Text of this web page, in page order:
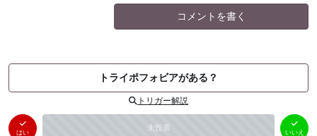
コメントを書く
トライポフォビアがある？
トリガー解説
はい 未投票
いいえ
（ 0件）
いいえ